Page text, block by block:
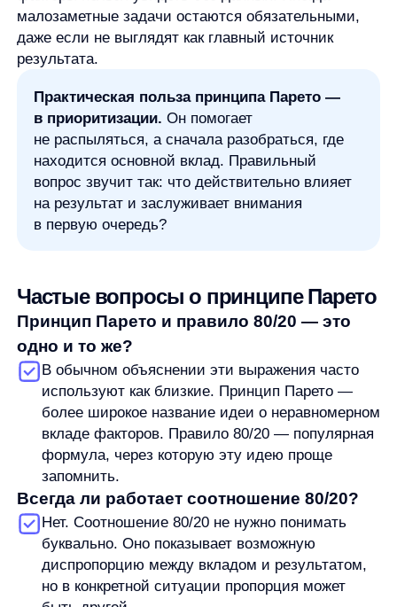
ведением комьюнити, контентом, вебинарами и исследованиями,
а также пишет материалы об AI и e-commerce.
клиентского сервиса и маркетинга. Он участвовал в продуктовом
клиентским сервисом и экспериментальными AI-направлениями.
До перехода в маркетинг Станислав работал с продажами,
аккаунт-менеджментом, операционными процессами, розницей,
недвижимостью, обучением и управлением. Такой опыт помогает
ему разбирать e-commerce-задачи не только как контентные темы,
но и как реальные процессы внутри команд.
В работе Станислав опирается на структурный подход: собрать
контекст, разложить задачу на этапы и двигаться к решению без
лишней драматизации. Вне работы увлекается Формулой-1,
Увеличим продажи вашего
интернет-магазина
Я ознакомился с условиями
Согласен на получениерассылки с новостями AI от Any
Свяжитесь со мной